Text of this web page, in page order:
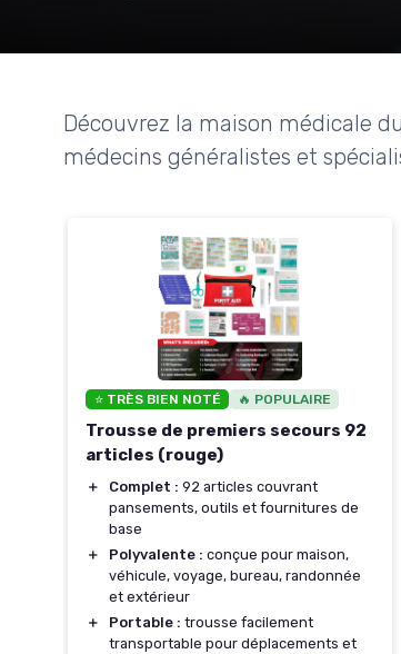
Découvrez la maison médicale
médecins généralistes et
⭐ TRÈS BIEN NOTÉ 🔥 POPULAIRE
Trousse de premiers secours 92
articles (rouge)
＋ Complet : 92 articles couvrant
pansements, outils et fournitures de
base
＋
Polyvalente : conçue pour maison,
véhicule, voyage, bureau, randonnée
et extérieur
＋
Portable : trousse facilement
transportable pour déplacements et